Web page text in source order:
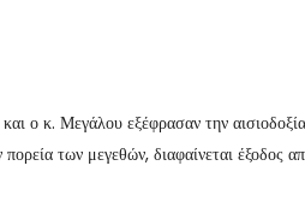
ο κ. Μεγάλου εξέφρασαν την
των μεγεθών, διαφαίνεται έξοδος